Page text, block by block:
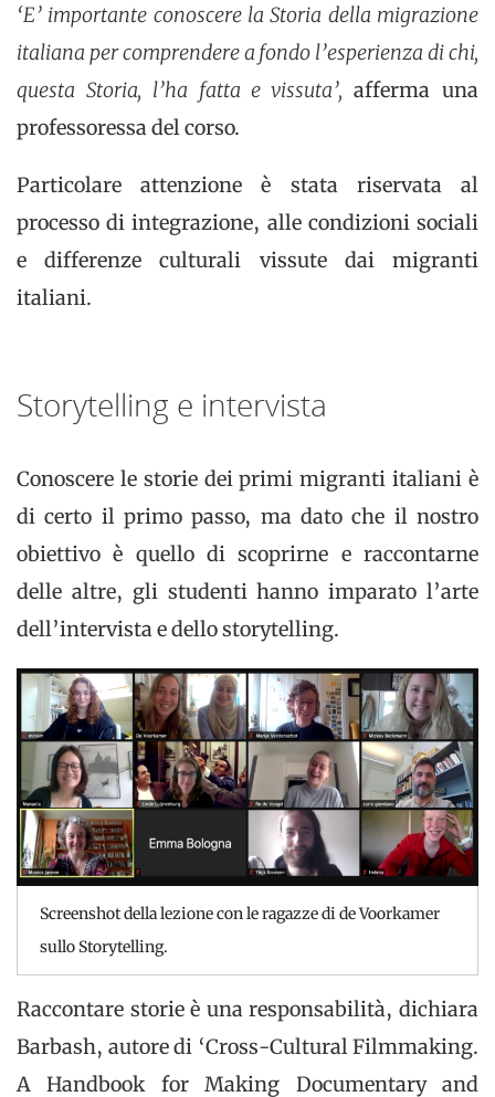
‘E’ importante conoscere la Storia della migrazione
italiana per comprendere a fondo l’esperienza di chi,
questa Storia, l’ha fatta e vissuta’,afferma una
professoressa del corso.
Particolare attenzione è stata riservata al
processo di integrazione, alle condizioni sociali
e differenze culturali vissute dai migranti
italiani.
Storytelling e intervista
Conoscere le storie dei primi migranti italiani è
di certo il primo passo, ma dato che il nostro
obiettivo è quello di scoprirne e raccontarne
delle altre, gli studenti hanno imparato l’arte
dell’intervista e dello storytelling.
Screenshot della lezione con le ragazze di de Voorkamer
sullo Storytelling.
Raccontare storie è una responsabilità, dichiara
Barbash, autore di ‘Cross-Cultural Filmmaking.
A Handbook for Making Documentary and